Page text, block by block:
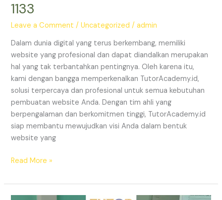
1133
Leave a Comment /Uncategorized /admin
Dalam dunia digital yang terus berkembang, memiliki
website yang profesional dan dapat diandalkan merupakan
hal yang tak terbantahkan pentingnya. Oleh karena itu,
kami dengan bangga memperkenalkan TutorAcademy.id,
solusi terpercaya dan profesional untuk semua kebutuhan
pembuatan website Anda. Dengan tim ahli yang
berpengalaman dan berkomitmen tinggi, TutorAcademy.id
siap membantu mewujudkan visi Anda dalam bentuk
website yang
Website
WA
0896-
3471-
1133
Read More »